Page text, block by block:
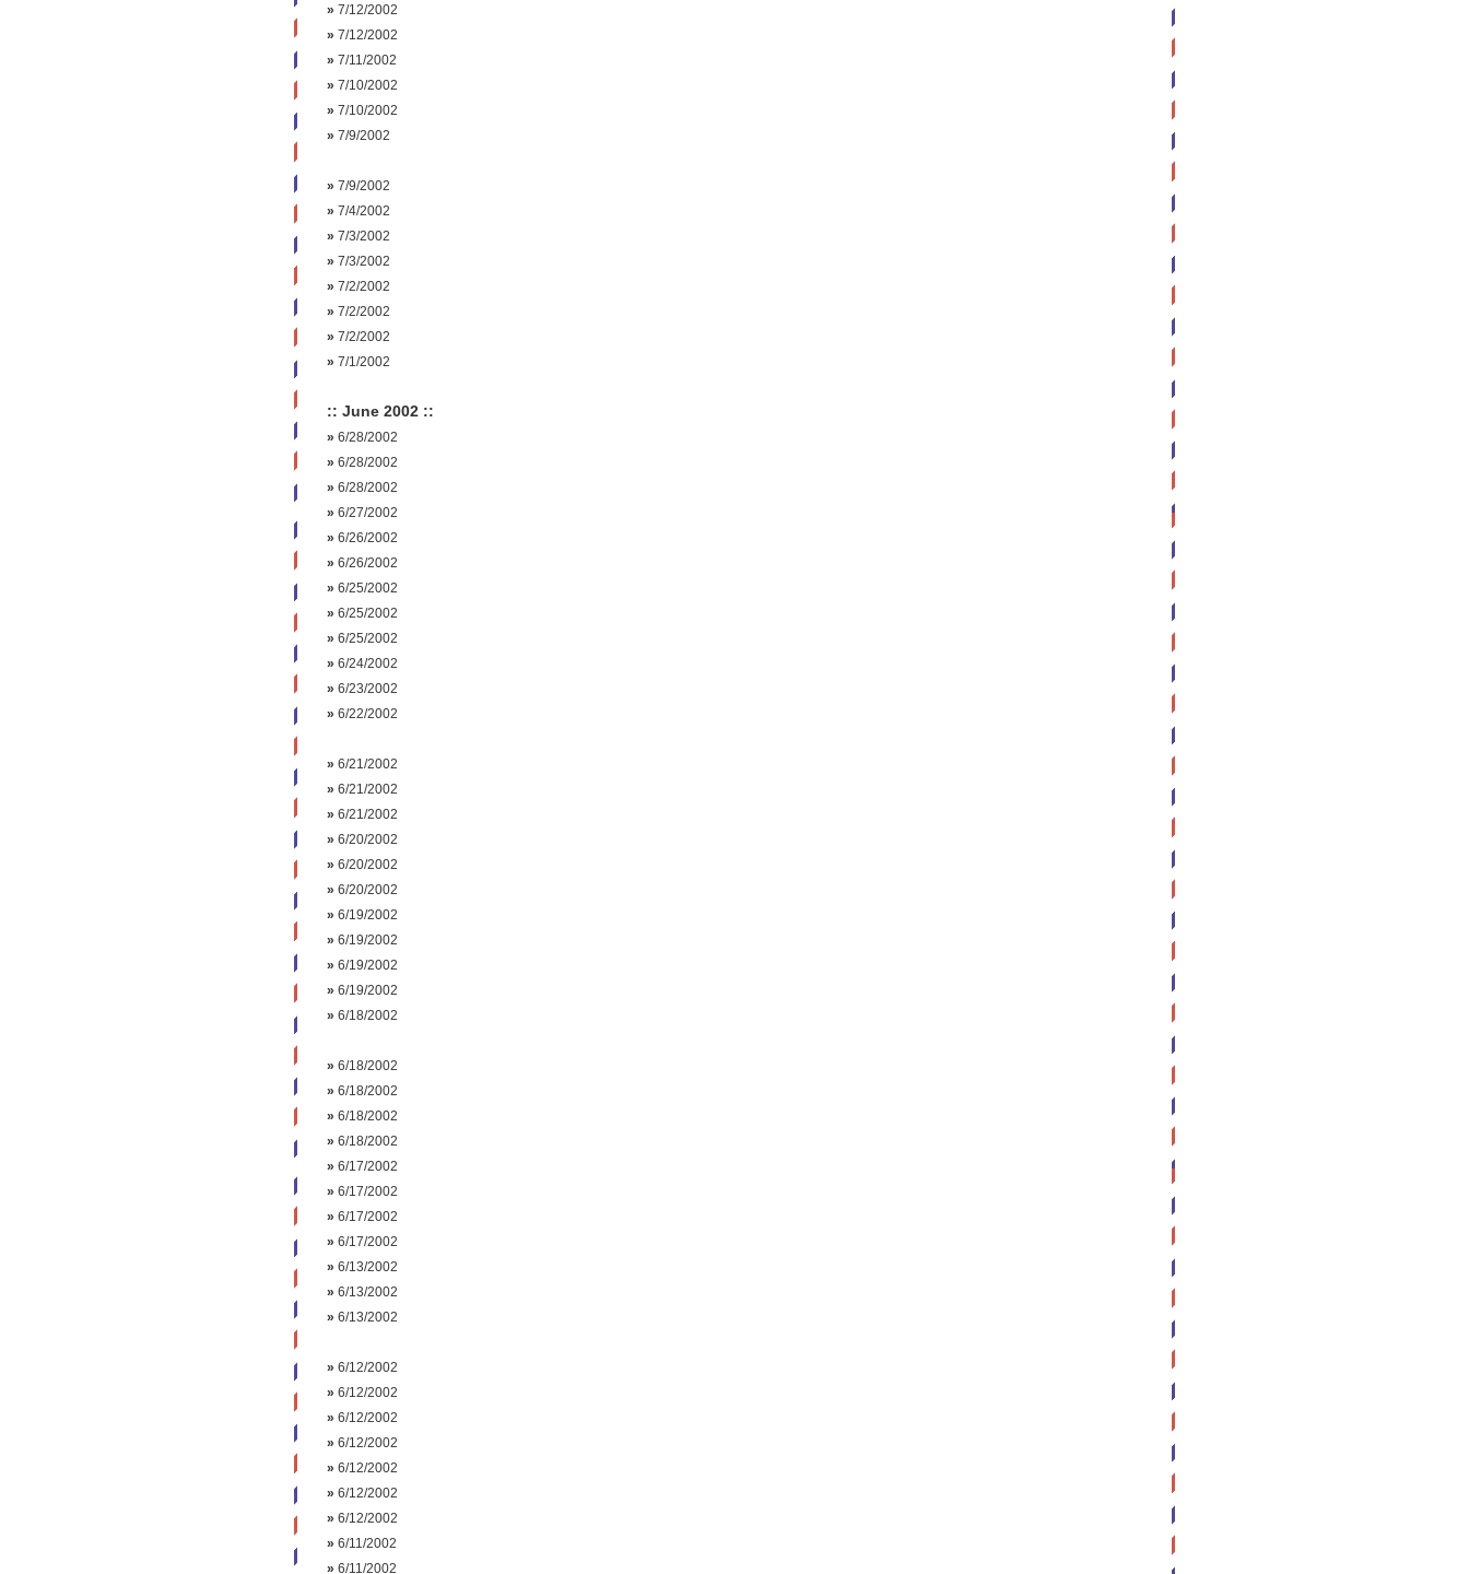
» 7/12/2002
» 7/12/2002
» 7/11/2002
» 7/10/2002
» 7/10/2002
» 7/9/2002
» 7/9/2002
» 7/4/2002
» 7/3/2002
» 7/3/2002
» 7/2/2002
» 7/2/2002
» 7/2/2002
» 7/1/2002
:: June 2002 ::
» 6/28/2002
» 6/28/2002
» 6/28/2002
» 6/27/2002
» 6/26/2002
» 6/26/2002
» 6/25/2002
» 6/25/2002
» 6/25/2002
» 6/24/2002
» 6/23/2002
» 6/22/2002
» 6/21/2002
» 6/21/2002
» 6/21/2002
» 6/20/2002
» 6/20/2002
» 6/20/2002
» 6/19/2002
» 6/19/2002
» 6/19/2002
» 6/19/2002
» 6/18/2002
» 6/18/2002
» 6/18/2002
» 6/18/2002
» 6/18/2002
» 6/17/2002
» 6/17/2002
» 6/17/2002
» 6/17/2002
» 6/13/2002
» 6/13/2002
» 6/13/2002
» 6/12/2002
» 6/12/2002
» 6/12/2002
» 6/12/2002
» 6/12/2002
» 6/12/2002
» 6/12/2002
» 6/11/2002
» 6/11/2002